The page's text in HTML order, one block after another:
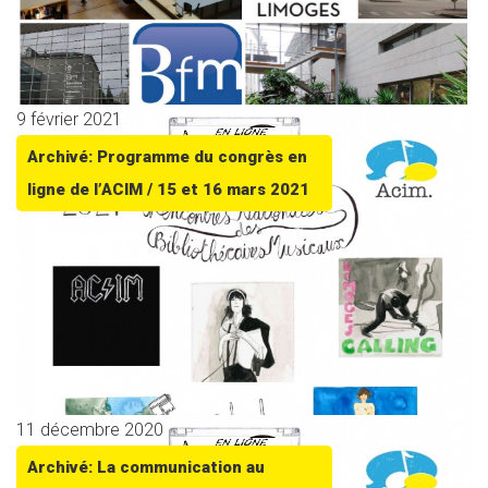
9 février 2021
Archivé: Programme du congrès en
ligne de l’ACIM / 15 et 16 mars 2021
11 décembre 2020
Archivé: La communication au